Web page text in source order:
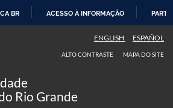
BR ACESSO À INFORMAÇÃO
ENGLISH ESPAÑOL
ALTO CONTRASTE MAPA DO SITE
Rio Grande